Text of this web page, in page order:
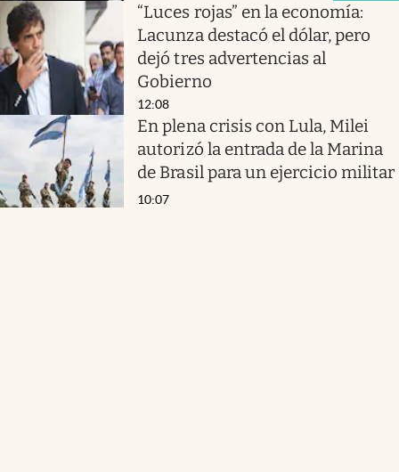
“Luces rojas” en la economía:
Lacunza destacó el dólar, pero
dejó tres advertencias al
Gobierno
12:08
En plena crisis con Lula, Milei
autorizó la entrada de la Marina
de Brasil para un ejercicio militar
10:07